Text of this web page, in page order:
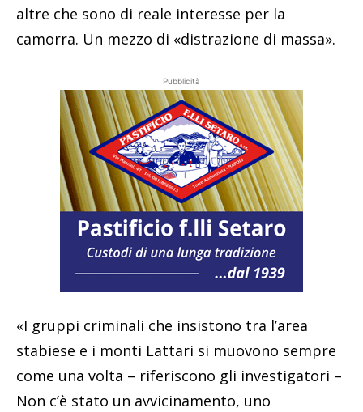
altre che sono di reale interesse per la
camorra. Un mezzo di «distrazione di massa».
Pubblicità
«I gruppi criminali che insistono tra l’area
stabiese e i monti Lattari si muovono sempre
come una volta – riferiscono gli investigatori –
Non c’è stato un avvicinamento, uno